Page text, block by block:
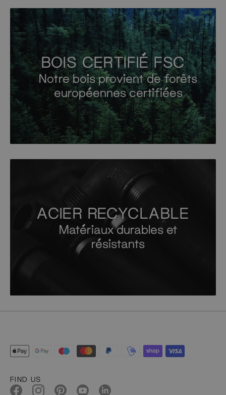
BOIS CERTIFIÉ FSC
Notre bois provient de forêts
européennes certifiées
ACIER RECYCLABLE
Matériaux durables et
résistants
FIND US